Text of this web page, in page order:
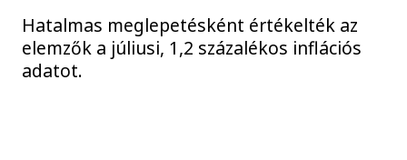
Hatalmas meglepetésként értékelték az
elemzők a júliusi, 1,2 százalékos inflációs
adatot.